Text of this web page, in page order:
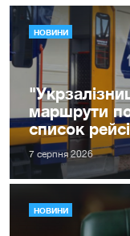
НОВИНИ
маршрути
список
7 серпня 2026
НОВИНИ